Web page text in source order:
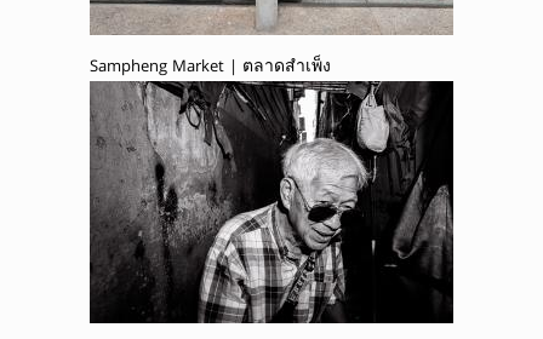
Sampheng Market | ตลาดสำเพ็ง